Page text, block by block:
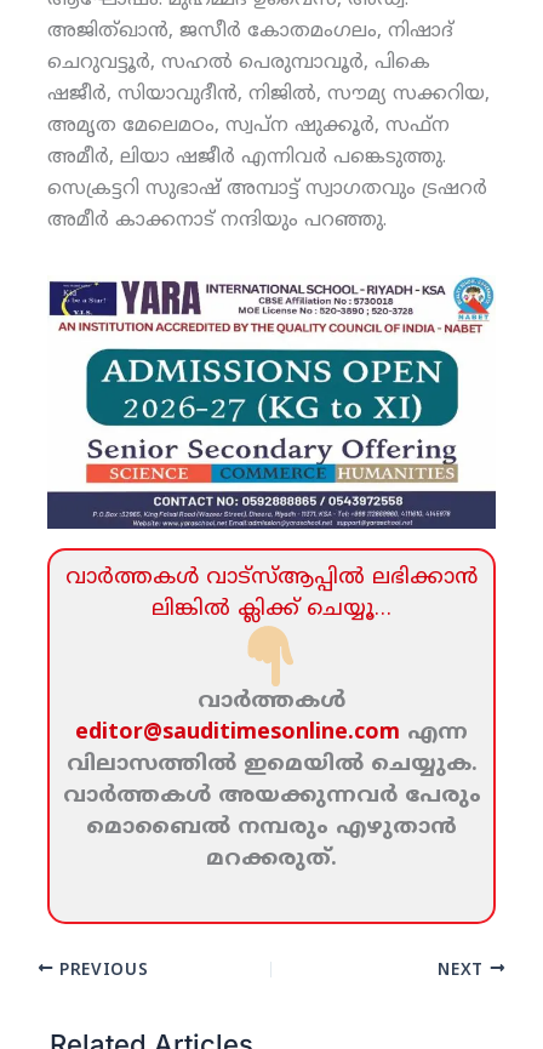
അജിത്ഖാന്‍, ജസീര്‍ കോതമംഗലം, നിഷാദ്
ചെറുവട്ടൂര്‍, സഹല്‍ പെരുമ്പാവൂര്‍, പികെ
ഷജീര്‍, സിയാവുദീന്‍, നിജില്‍, സൗമ്യ സക്കറിയ,
അമൃത മേലെമഠം, സ്വപ്‌ന ഷുക്കൂര്‍, സഫ്‌ന
അമീര്‍, ലിയാ ഷജീര്‍ എന്നിവര്‍ പങ്കെടുത്തു.
സെക്രട്ടറി സുഭാഷ് അമ്പാട്ട് സ്വാഗതവും ട്രഷറര്‍
അമീര്‍ കാക്കനാട് നന്ദിയും പറഞ്ഞു.
വാര്‍ത്തകള്‍ വാട്‌സ്‌ആപ്പില്‍ ലഭിക്കാന്‍
ലിങ്കില്‍ ക്ലിക്ക്‌ ചെയ്യൂ…
വാര്‍ത്തകള്‍
editor@sauditimesonline.com എന്ന
വിലാസത്തില്‍ ഇമെയില്‍ ചെയ്യുക.
വാര്‍ത്തകള്‍ അയക്കുന്നവര്‍ പേരും
മൊബൈല്‍ നമ്പരും എഴുതാന്‍
മറക്കരുത്‌.
PREVIOUS NEXT